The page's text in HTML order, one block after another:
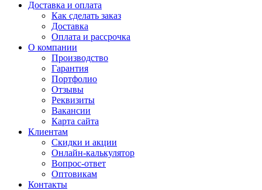
Доставка и оплата
Как сделать заказ
Доставка
Оплата и рассрочка
О компании
Производство
Гарантия
Портфолио
Отзывы
Реквизиты
Вакансии
Карта сайта
Клиентам
Скидки и акции
Онлайн-калькулятор
Вопрос-ответ
Оптовикам
Контакты